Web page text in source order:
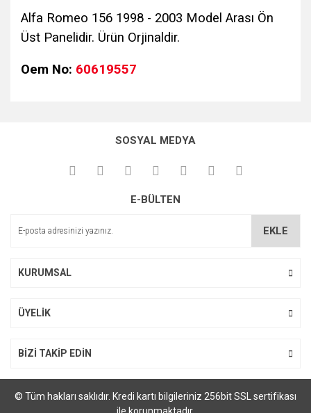
Alfa Romeo 156 1998 - 2003 Model Arası Ön
Üst Panelidir. Ürün Orjinaldir.
Oem No: 60619557
kullanarak tarafımıza iletebilirsiniz.
Görüş ve önerileriniz için teşekkür ederiz.
Ürün açıklamasında eksik bilgiler bulunuyor.
SOSYAL MEDYA
E-BÜLTEN
EKLE
KURUMSAL
ÜYELİK
BİZİ TAKİP EDİN
© Tüm hakları saklıdır. Kredi kartı bilgileriniz 256bit SSL sertifikası